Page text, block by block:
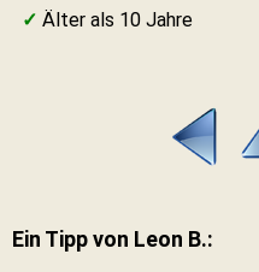
✓ Älter als 10 Jahre
Ein Tipp von Leon B.: